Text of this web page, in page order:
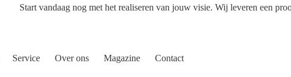
Start vandaag nog met het realiseren van jouw visie. Wij leveren een
Service Over ons Magazine Contact